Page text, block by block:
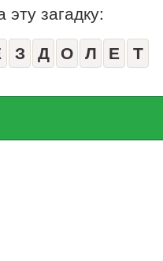
загадку:
З Д О Л Е Т